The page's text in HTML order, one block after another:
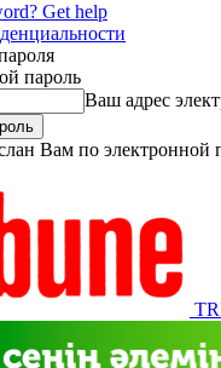
Get help
пароль
Ваш адрес
Вам по электронной